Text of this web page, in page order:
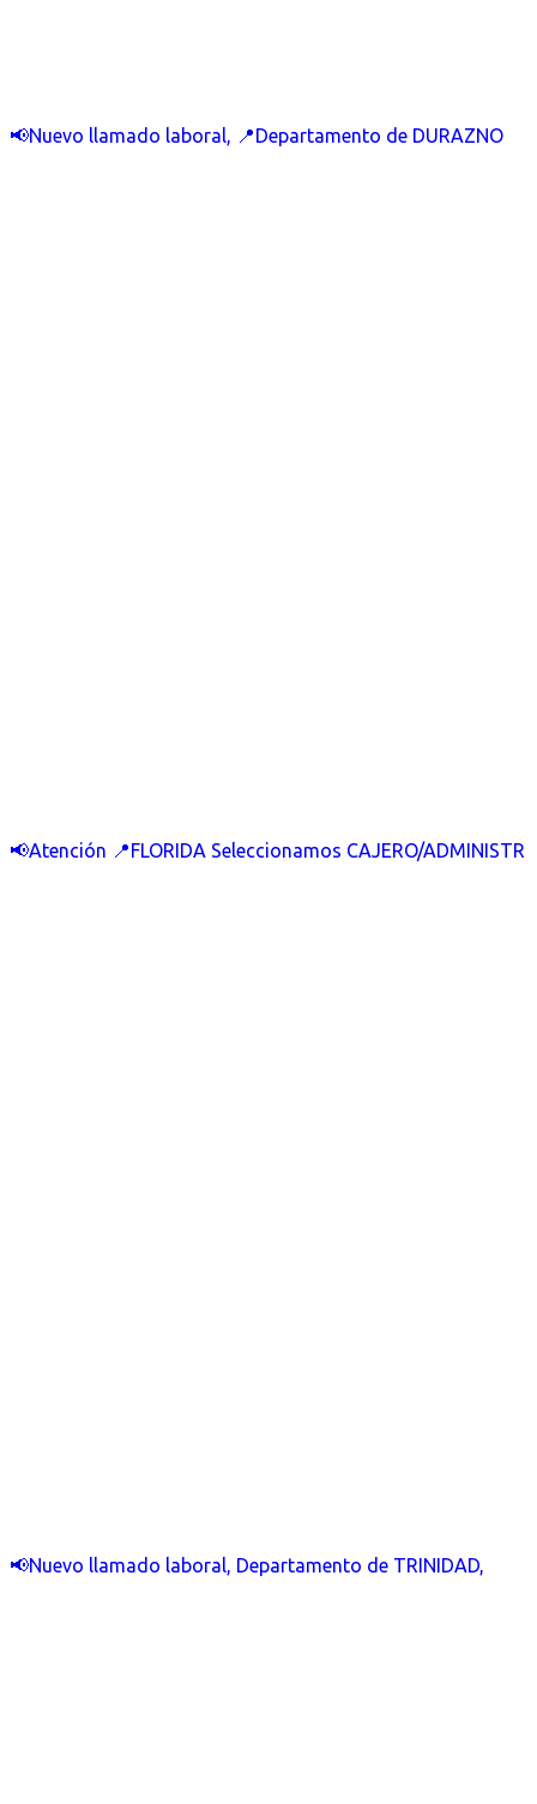
📢Nuevo llamado laboral, 📍Departamento de DURAZNO
📢Atención 📍FLORIDA Seleccionamos CAJERO/ADMINISTR
📢Nuevo llamado laboral, Departamento de TRINIDAD,